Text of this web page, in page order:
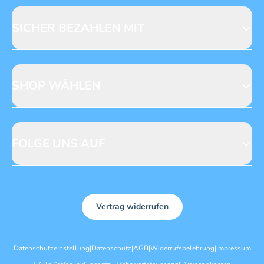
Licensing
CH DE
Vertrag widerrufen
Datenschutzeinstellung|Datenschutz|AGB|Widerrufsbelehrung|Impressum